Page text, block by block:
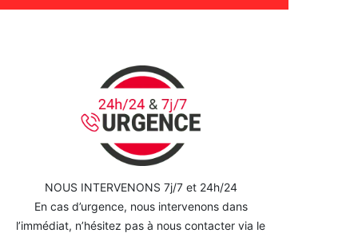
NOUS INTERVENONS 7j/7 et 24h/24
En cas d’urgence, nous intervenons dans
l’immédiat, n’hésitez pas à nous contacter via le